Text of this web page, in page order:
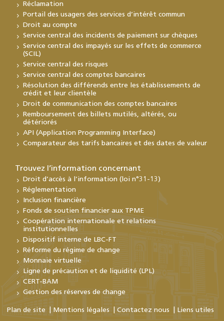
Réclamation
Portail des usagers des services d’intérêt commun
Droit au compte
Service central des incidents de paiement sur chèques
Service central des impayés sur les effets de commerce
(SCIL)
Service central des risques
Service central des comptes bancaires
Résolution des différends entre les établissements de
crédit et leur clientèle
Droit de communication des comptes bancaires
Remboursement des billets mutilés, altérés, ou
détériorés
API (Application Programming Interface)
Comparateur des tarifs bancaires et des dates de valeur
Trouvez l’information concernant
Droit d’accès à l’information (loi n°31-13)
Réglementation
Inclusion financière
Fonds de soutien financier aux TPME
Coopération internationale et relations
institutionnelles
Dispositif interne de LBC-FT
Réforme du régime de change
Monnaie virtuelle
Ligne de précaution et de liquidité (LPL)
CERT-BAM
Gestion des réserves de change
Plan de site Mentions légales Contactez nous Liens utiles